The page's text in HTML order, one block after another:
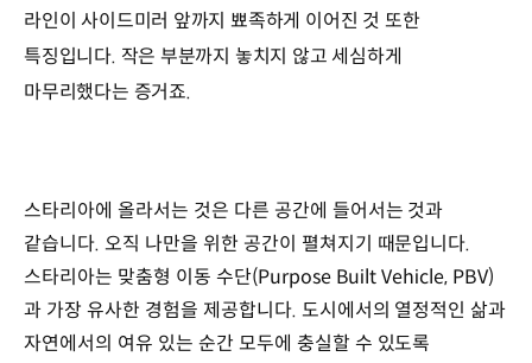
라인이 사이드미러 앞까지 뾰족하게 이어진 것 또한
특징입니다. 작은 부분까지 놓치지 않고 세심하게
마무리했다는 증거죠.
스타리아에 올라서는 것은 다른 공간에 들어서는 것과
같습니다. 오직 나만을 위한 공간이 펼쳐지기 때문입니다.
스타리아는 맞춤형 이동 수단(Purpose Built Vehicle, PBV)
과 가장 유사한 경험을 제공합니다. 도시에서의 열정적인 삶과
자연에서의 여유 있는 순간 모두에 충실할 수 있도록